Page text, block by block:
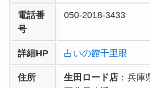
電話番
号
050-2018-3433
詳細HP 占いの館千里眼
住所 生田ロード店 ：兵